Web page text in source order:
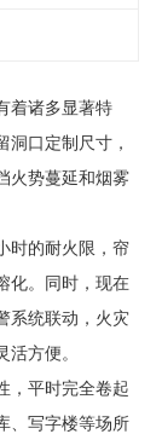
着诸多显著特
洞口定制尺寸，
火势蔓延和烟雾
时的耐火限，帘
化。同时，现在
系统联动，火灾
方便。
，平时完全卷起
、写字楼等场所